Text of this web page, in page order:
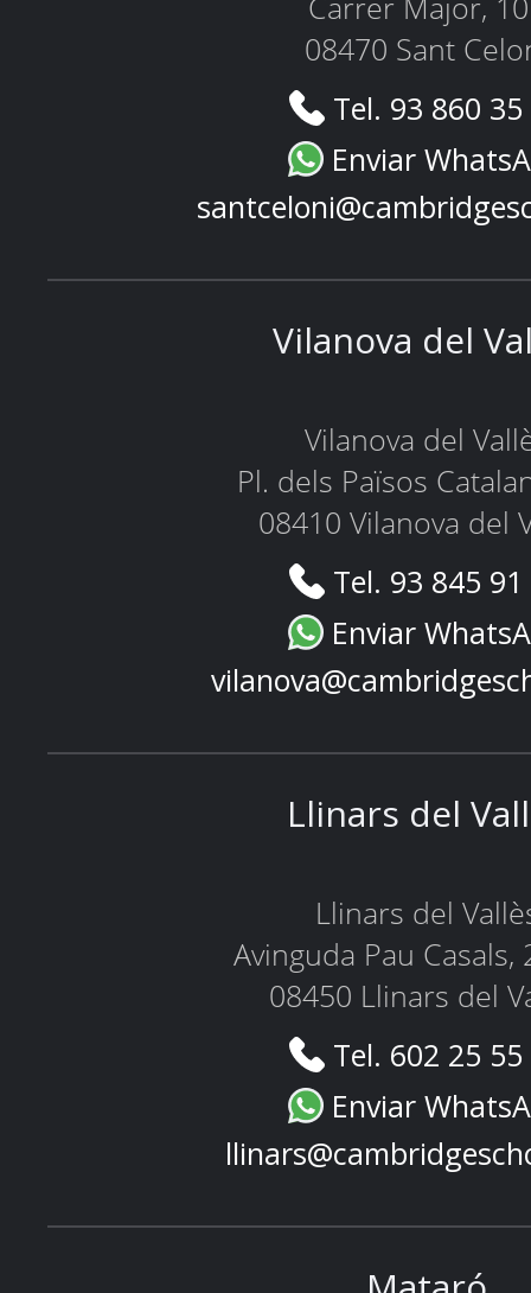
Carrer Major,
08470 Sant
Tel. 93 860
Enviar
Vilanova del
Vilanova del
Pl. dels Països
08410 Vilanova del
Tel. 93 845
Enviar
Llinars del
Llinars del
Avinguda Pau Casals,
08450 Llinars del
Tel. 602 25
Enviar